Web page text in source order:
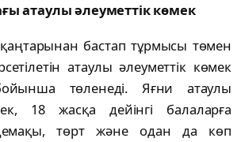
атаулы әлеуметтік көмек
бастап тұрмысы төмен
атаулы әлеуметтік көмек
төленеді. Яғни атаулы
18 жасқа дейінгі балаларға
төрт және одан да көп